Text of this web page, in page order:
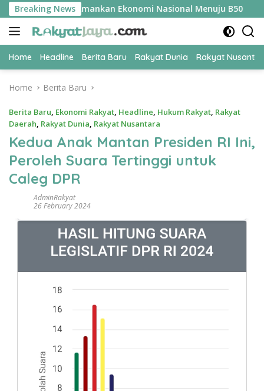
Skip
to
content
Breaking News
Jadi Kunci Amankan Ekonomi Nasional Menuju B50
Home Headline Berita Baru Rakyat Dunia Rakyat
Home Berita Baru
Berita Baru, Ekonomi Rakyat, Headline, Hukum Rakyat, Rakyat
Daerah, Rakyat Dunia, Rakyat Nusantara
Kedua Anak Mantan Presiden RI Ini,
Peroleh Suara Tertinggi untuk
Caleg DPR
AdminRakyat
26 February 2024